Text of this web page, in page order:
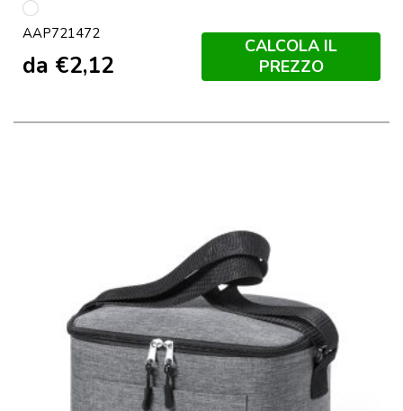
multicolore
AAP721472
da €2,12
CALCOLA IL
PREZZO